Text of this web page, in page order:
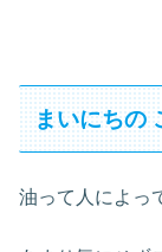
まいにちの
油って人によっ